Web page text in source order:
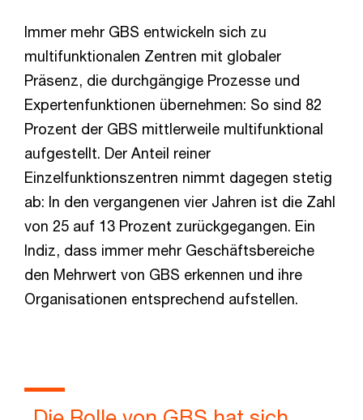
Immer mehr GBS entwickeln sich zu
multifunktionalen Zentren mit globaler
Präsenz, die durchgängige Prozesse und
Expertenfunktionen übernehmen: So sind 82
Prozent der GBS mittlerweile multifunktional
aufgestellt. Der Anteil reiner
Einzelfunktionszentren nimmt dagegen stetig
ab: In den vergangenen vier Jahren ist die Zahl
von 25 auf 13 Prozent zurückgegangen. Ein
Indiz, dass immer mehr Geschäftsbereiche
den Mehrwert von GBS erkennen und ihre
Organisationen entsprechend aufstellen.